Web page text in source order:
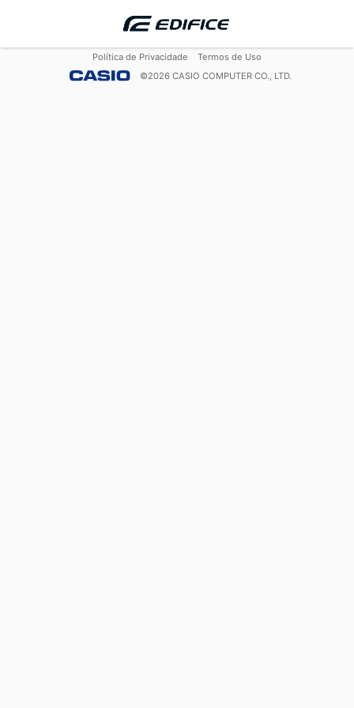
Política de Privacidade
Termos de Uso
©2026 CASIO COMPUTER CO., LTD.